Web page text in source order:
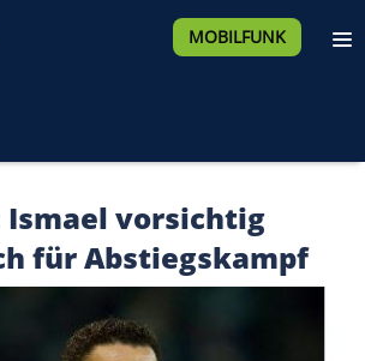
MOBILFUNK
Ismael vorsichtig
für Abstiegskampf